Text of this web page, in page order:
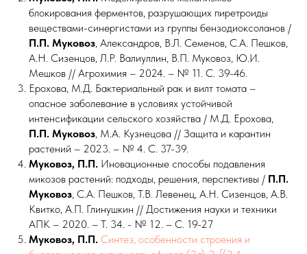
блокирования ферментов, разрушающих пиретроиды
веществами-синергистами из группы бензодиоксоланов /
П.П. Муковоз, Александров, В.Л. Семенов, С.А. Пешков,
А.Н. Сизенцов, Л.Р. Валиуллин, В.П. Муковоз, Ю.И.
Мешков // Агрохимия – 2024. – № 11. С. 39-46.
Ерохова, М.Д. Бактериальный рак и вилт томата –
опасное заболевание в условиях устойчивой
интенсификации сельского хозяйства / М.Д. Ерохова,
П.П. Муковоз, М.А. Кузнецова // Защита и карантин
растений – 2023. – № 4. С. 37-39.
Муковоз, П.П. Иновационные способы подавления
микозов растений: подходы, решения, перспективы / П.П.
Муковоз, С.А. Пешков, Т.В. Левенец, А.Н. Сизенцов, А.В.
Квитко, А.П. Глинушкин // Достижения науки и техники
АПК – 2020. – Т. 34. - № 12. – С. 19-27
Муковоз, П.П. Синтез, особенности строения и